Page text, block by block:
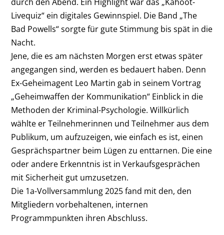
Livequiz“ ein digitales Gewinnspiel. Die Band „The
Bad Powells“ sorgte für gute Stimmung bis spät in die
Nacht.
Jene, die es am nächsten Morgen erst etwas später
angegangen sind, werden es bedauert haben. Denn
Ex-Geheimagent Leo Martin gab in seinem Vortrag
„Geheimwaffen der Kommunikation“ Einblick in die
Methoden der Kriminal-Psychologie. Willkürlich
wählte er Teilnehmerinnen und Teilnehmer aus dem
Publikum, um aufzuzeigen, wie einfach es ist, einen
Gesprächspartner beim Lügen zu enttarnen. Die eine
oder andere Erkenntnis ist in Verkaufsgesprächen
mit Sicherheit gut umzusetzen.
Die 1a-Vollversammlung 2025 fand mit den, den
Mitgliedern vorbehaltenen, internen
Programmpunkten ihren Abschluss.